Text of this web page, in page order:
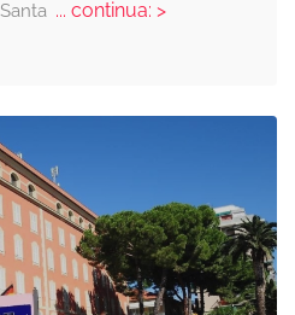
... continua: >